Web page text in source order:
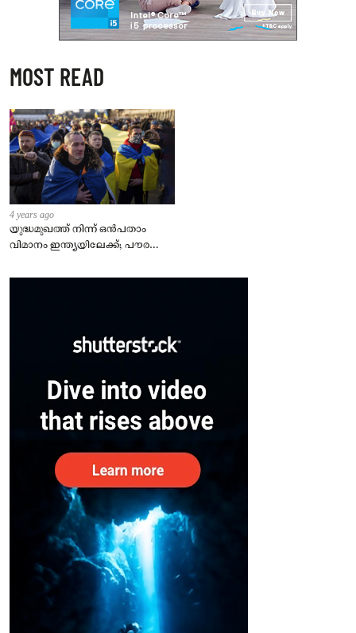
MOST READ
4 years ago
യുദ്ധമുഖത്ത് നിന്ന് ഒൻപതാം
വിമാനം ഇന്ത്യയിലേക്ക്; പൗരന്മാർ
– കേന്ദ്രം